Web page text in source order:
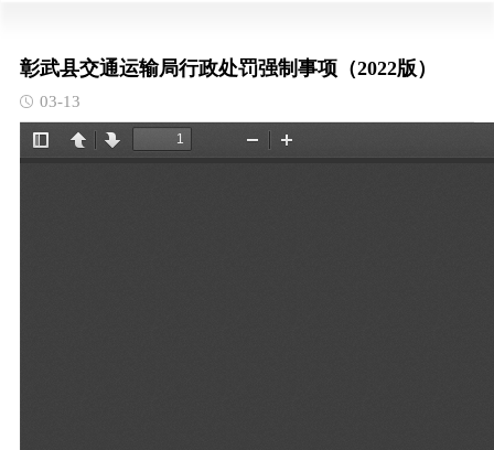
彰武县交通运输局行政处罚强制事项（2022版）
03-13